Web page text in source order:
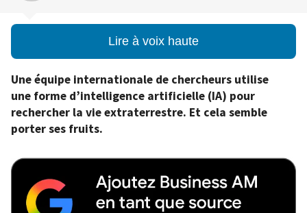
Lire à voix haute
Une équipe internationale de chercheurs utilise
une forme d’intelligence artificielle (IA) pour
rechercher la vie extraterrestre. Et cela semble
porter ses fruits.